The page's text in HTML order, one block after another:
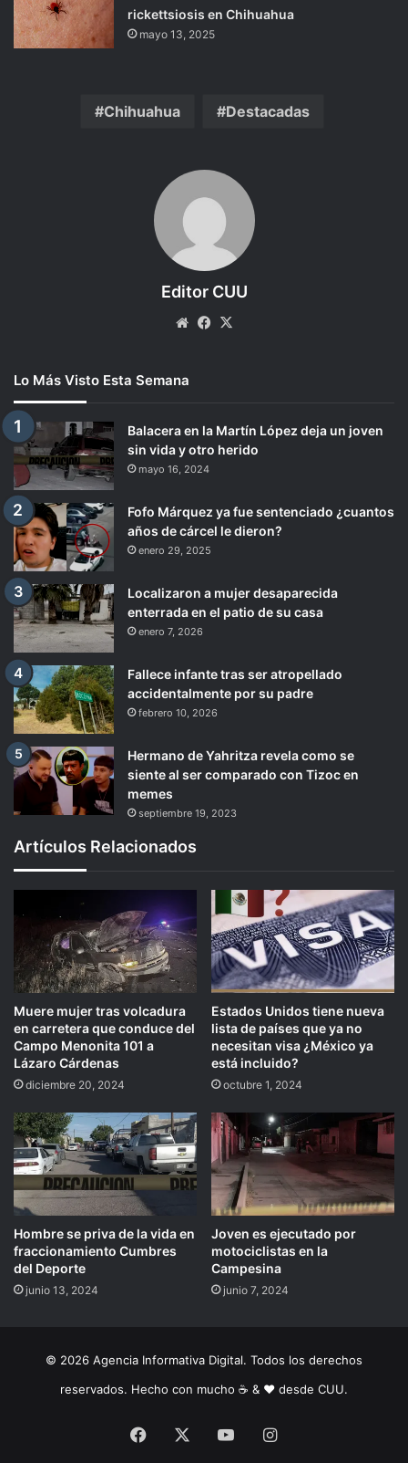
rickettsiosis en Chihuahua
mayo 13, 2025
Chihuahua Destacadas
Editor CUU
WebsiteFacebook
Lo Más Visto Esta Semana
Balacera en la Martín López deja un joven
sin vida y otro herido
mayo 16, 2024
Fofo Márquez ya fue sentenciado ¿cuantos
años de cárcel le dieron?
enero 29, 2025
Localizaron a mujer desaparecida
enterrada en el patio de su casa
enero 7, 2026
Fallece infante tras ser atropellado
accidentalmente por su padre
febrero 10, 2026
Hermano de Yahritza revela como se
siente al ser comparado con Tizoc en
memes
septiembre 19, 2023
Artículos Relacionados
Muere mujer tras volcadura
en carretera que conduce del
Campo Menonita 101 a
Lázaro Cárdenas
diciembre 20, 2024
Estados Unidos tiene nueva
lista de países que ya no
necesitan visa ¿México ya
está incluido?
octubre 1, 2024
Hombre se priva de la vida en
fraccionamiento Cumbres
del Deporte
junio 13, 2024
Joven es ejecutado por
motociclistas en la
Campesina
junio 7, 2024
© 2026 Agencia Informativa Digital. Todos los derechos
reservados. Hecho con mucho ☕️ & ❤️ desde CUU.
Facebook YouTubeInstagram